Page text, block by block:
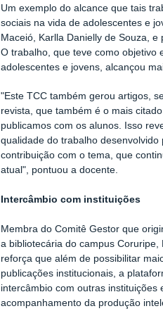
Um exemplo do alcance que tais
sociais na vida de adolescentes e
Maceió, Karlla Danielly de Souza,
O trabalho, queteve como objetivo
adolescentes e jovens, alcançou
"Este TCC também gerou artigos,
revista, que também é o mais
publicamos com os alunos. Isso
qualidade do trabalho desenvolvido
contribuição com o tema, que
atual", pontuou a docente.
Intercâmbio com instituições
Membra do Comitê Gestor que
a bibliotecária do campus Coruripe,
reforça que além de possibilitar
publicações institucionais, a
intercâmbio com outras instituições
acompanhamento da produção